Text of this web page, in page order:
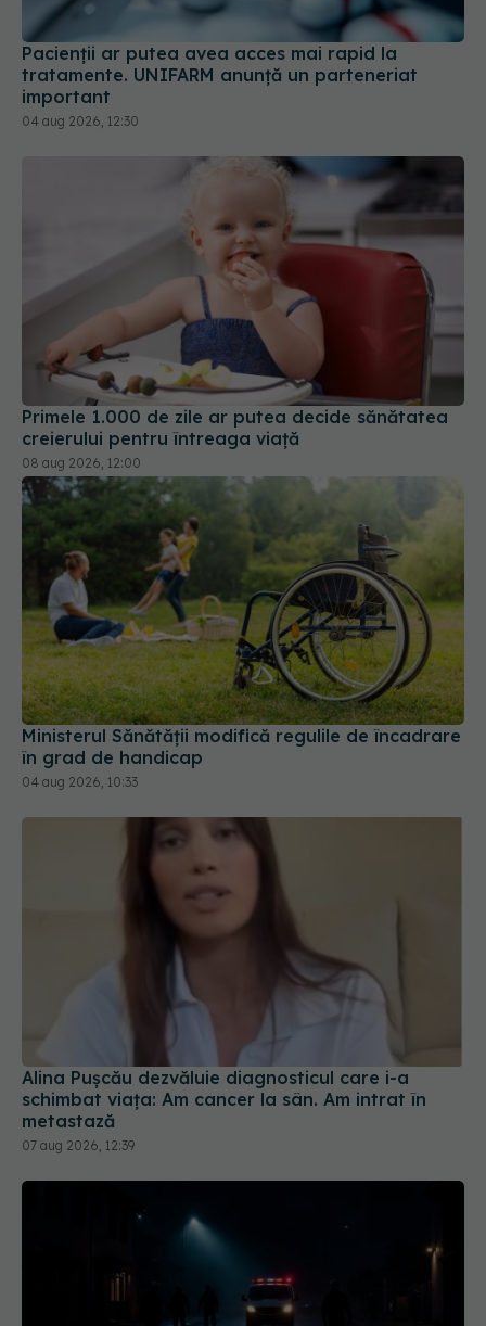
Pacienții ar putea avea acces mai rapid la
tratamente. UNIFARM anunță un parteneriat
important
04 aug 2026, 12:30
Primele 1.000 de zile ar putea decide sănătatea
creierului pentru întreaga viață
08 aug 2026, 12:00
Ministerul Sănătății modifică regulile de încadrare
în grad de handicap
04 aug 2026, 10:33
Alina Pușcău dezvăluie diagnosticul care i-a
schimbat viața: Am cancer la sân. Am intrat în
metastază
07 aug 2026, 12:39